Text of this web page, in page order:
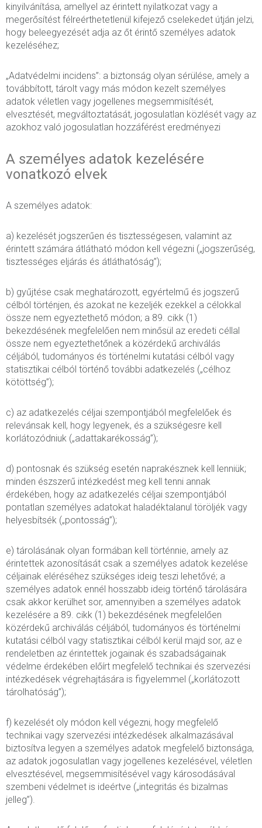
kinyilvánítása, amellyel az érintett nyilatkozat vagy a
megerősítést félreérthetetlenül kifejező cselekedet útján jelzi,
hogy beleegyezését adja az őt érintő személyes adatok
kezeléséhez;
„Adatvédelmi incidens”: a biztonság olyan sérülése, amely a
továbbított, tárolt vagy más módon kezelt személyes
adatok véletlen vagy jogellenes megsemmisítését,
elvesztését, megváltoztatását, jogosulatlan közlését vagy az
azokhoz való jogosulatlan hozzáférést eredményezi
A személyes adatok kezelésére
vonatkozó elvek
A személyes adatok:
a) kezelését jogszerűen és tisztességesen, valamint az
érintett számára átlátható módon kell végezni („jogszerűség,
tisztességes eljárás és átláthatóság”);
b) gyűjtése csak meghatározott, egyértelmű és jogszerű
célból történjen, és azokat ne kezeljék ezekkel a célokkal
össze nem egyeztethető módon; a 89. cikk (1)
bekezdésének megfelelően nem minősül az eredeti céllal
össze nem egyeztethetőnek a közérdekű archiválás
céljából, tudományos és történelmi kutatási célból vagy
statisztikai célból történő további adatkezelés („célhoz
kötöttség”);
c) az adatkezelés céljai szempontjából megfelelőek és
relevánsak kell, hogy legyenek, és a szükségesre kell
korlátozódniuk („adattakarékosság”);
d) pontosnak és szükség esetén naprakésznek kell lenniük;
minden észszerű intézkedést meg kell tenni annak
érdekében, hogy az adatkezelés céljai szempontjából
pontatlan személyes adatokat haladéktalanul töröljék vagy
helyesbítsék („pontosság”);
e) tárolásának olyan formában kell történnie, amely az
érintettek azonosítását csak a személyes adatok kezelése
céljainak eléréséhez szükséges ideig teszi lehetővé; a
személyes adatok ennél hosszabb ideig történő tárolására
csak akkor kerülhet sor, amennyiben a személyes adatok
kezelésére a 89. cikk (1) bekezdésének megfelelően
közérdekű archiválás céljából, tudományos és történelmi
kutatási célból vagy statisztikai célból kerül majd sor, az e
rendeletben az érintettek jogainak és szabadságainak
védelme érdekében előírt megfelelő technikai és szervezési
intézkedések végrehajtására is figyelemmel („korlátozott
tárolhatóság”);
f) kezelését oly módon kell végezni, hogy megfelelő
technikai vagy szervezési intézkedések alkalmazásával
biztosítva legyen a személyes adatok megfelelő biztonsága,
az adatok jogosulatlan vagy jogellenes kezelésével, véletlen
elvesztésével, megsemmisítésével vagy károsodásával
szembeni védelmet is ideértve („integritás és bizalmas
jelleg”).